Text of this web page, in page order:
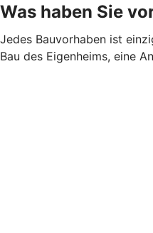
Was haben Sie
Jedes Bauvorhaben ist
Bau des Eigenheims, eine